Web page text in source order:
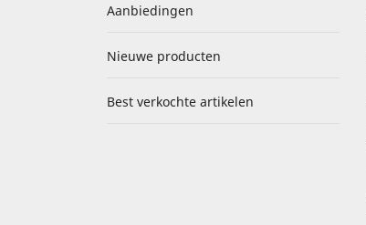
Aanbiedingen
Nieuwe producten
Best verkochte artikelen